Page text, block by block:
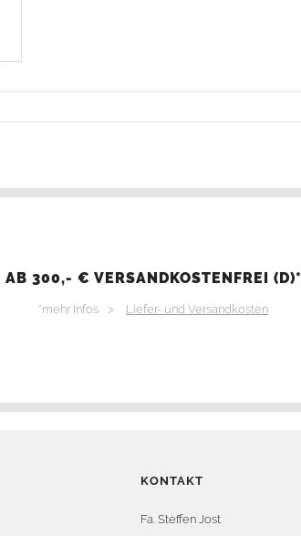
AB 300,- € VERSANDKOSTENFREI (D)*
*mehr Infos > Liefer- und Versandkosten
KONTAKT
Fa. Steffen Jost